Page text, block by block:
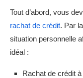
Tout d’abord, vous
rachat de crédit. Par
situation personnelle
idéal :
Rachat de crédit